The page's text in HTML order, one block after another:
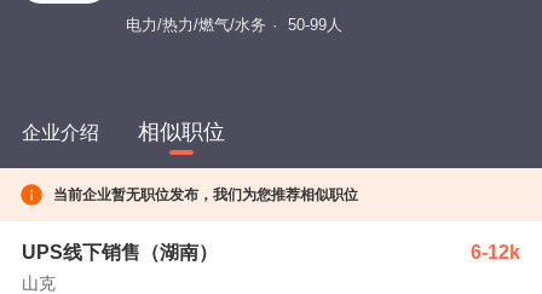
电力/热力/燃气/水务 50-99人
企业介绍 相似职位
当前企业暂无职位发布，我们为您推荐相似职位
UPS线下销售（湖南） 6-12k
山克